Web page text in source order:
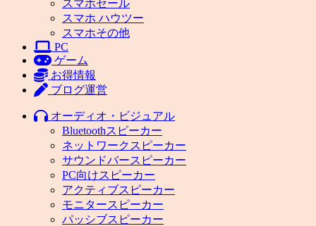
スマホセール
スマホ ハウツー
スマホその他
PC
ゲーム
お得情報
ブログ運営
オーディオ・ビジュアル
Bluetoothスピーカー
ネットワークスピーカー
サウンドバースピーカー
PC向けスピーカー
アクティブスピーカー
モニタースピーカー
パッシブスピーカー